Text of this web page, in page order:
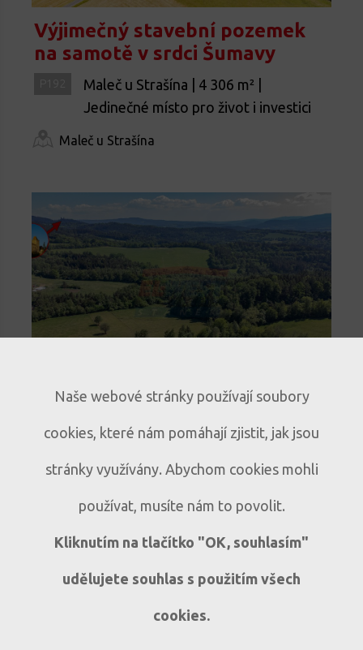
Výjimečný stavební pozemek
na samotě v srdci Šumavy
Maleč u Strašína | 4 306 m² |
Jedinečné místo pro život i investici
Maleč u Strašína
výhledem na Kašperk
P190
Klidné místo pro rodinný dům i
Naše webové stránky používají soubory
cookies, které nám pomáhají zjistit, jak jsou
stránky využívány. Abychom cookies mohli
používat, musíte nám to povolit.
Kliknutím na tlačítko "OK, souhlasím"
udělujete souhlas s použitím všech
cookies.